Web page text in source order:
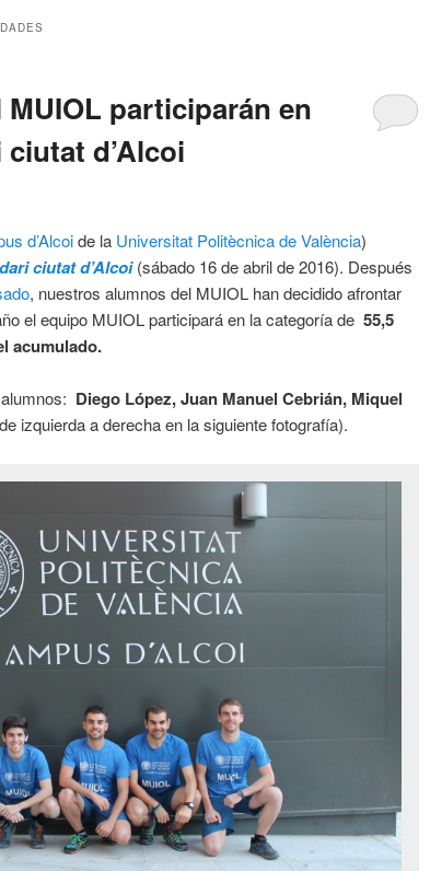
participarán en
d’Alcoi
d’Alcoide la Universitat Politècnica de València)
ciutat d’Alcoi(sábado 16 de abril de 2016). Después
, nuestros alumnos del MUIOL han decidido afrontar
el equipo MUIOL participará en la categoría de 55,5
acumulado.
Diego López, Juan Manuel Cebrián, Miquel
izquierda a derecha en la siguiente fotografía).